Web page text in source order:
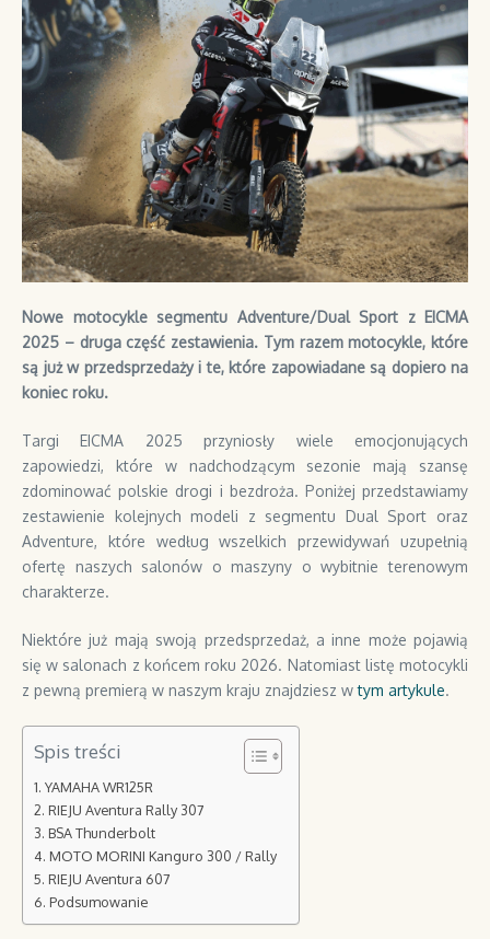
Nowe motocykle segmentu Adventure/Dual Sport z EICMA
2025 – druga część zestawienia. Tym razem motocykle, które
są już w przedsprzedaży i te, które zapowiadane są dopiero na
koniec roku.
Targi EICMA 2025 przyniosły wiele emocjonujących
zapowiedzi, które w nadchodzącym sezonie mają szansę
zdominować polskie drogi i bezdroża. Poniżej przedstawiamy
zestawienie kolejnych modeli z segmentu Dual Sport oraz
Adventure, które według wszelkich przewidywań uzupełnią
ofertę naszych salonów o maszyny o wybitnie terenowym
charakterze.
Niektóre już mają swoją przedsprzedaż, a inne może pojawią
się w salonach z końcem roku 2026. Natomiast listę motocykli
z pewną premierą w naszym kraju znajdziesz wtym artykule.
Spis treści
YAMAHA WR125R
RIEJU Aventura Rally 307
BSA Thunderbolt
MOTO MORINI Kanguro 300 / Rally
RIEJU Aventura 607
Podsumowanie